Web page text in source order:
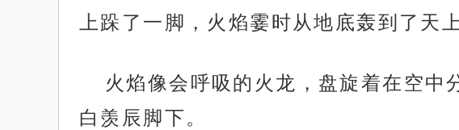
上跺了一脚，火焰霎时从地底轰到了天上
火焰像会呼吸的火龙，盘旋着在空中
白羡辰脚下。